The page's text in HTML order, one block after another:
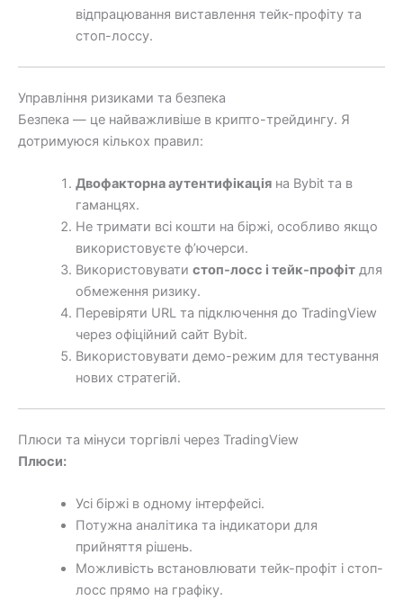
відпрацювання виставлення тейк-профіту та
стоп-лоссу.
Управління ризиками та безпека
Безпека — це найважливіше в крипто-трейдингу. Я
дотримуюся кількох правил:
Двофакторна аутентифікаціяна Bybit та в
гаманцях.
Не тримати всі кошти на біржі, особливо якщо
використовуєте ф’ючерси.
Використовувати стоп-лосс і тейк-профітдля
обмеження ризику.
Перевіряти URL та підключення до TradingView
через офіційний сайт Bybit.
Використовувати демо-режим для тестування
нових стратегій.
Плюси та мінуси торгівлі через TradingView
Плюси:
Усі біржі в одному інтерфейсі.
Потужна аналітика та індикатори для
прийняття рішень.
Можливість встановлювати тейк-профіт і стоп-
лосс прямо на графіку.